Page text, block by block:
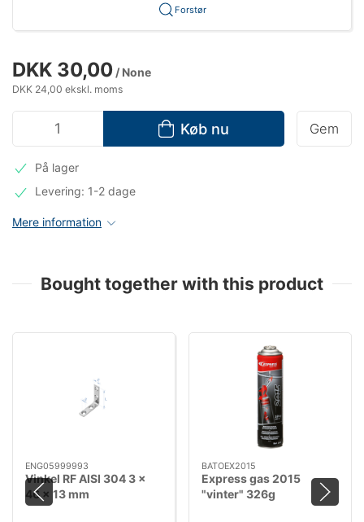
Forstør
DKK 30,00 / None
DKK 24,00 ekskl. moms
Køb nu Gem
På lager
Levering: 1-2 dage
Mere information
Bought together with this product
ENG05999993
Vinkel RF AISI 304 3 x
46 x 13 mm
BATOEX2015
Express gas 2015
"vinter" 326g